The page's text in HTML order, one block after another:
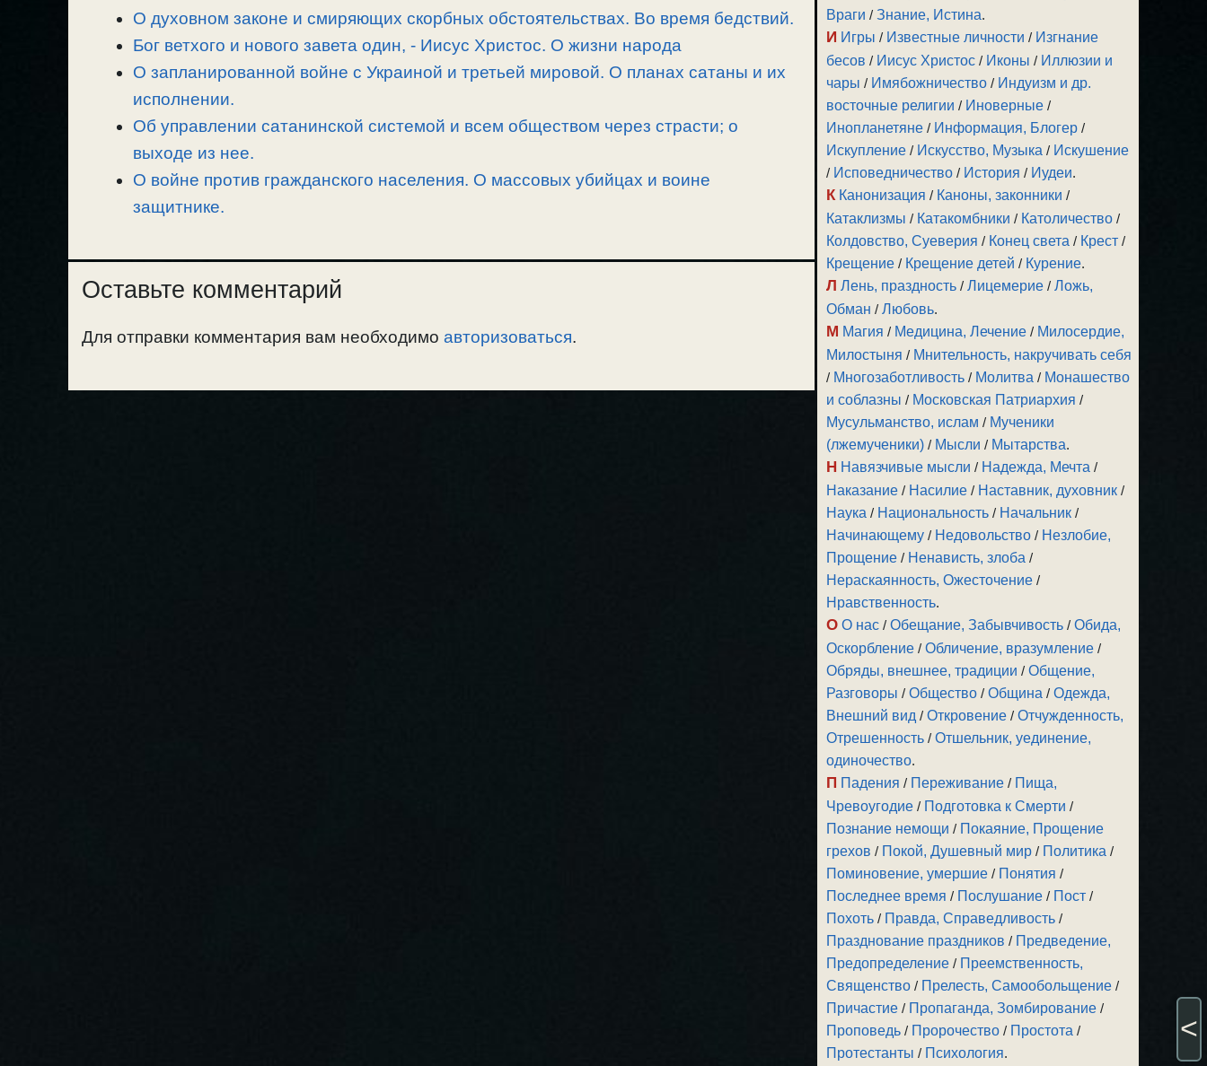
r
a
m
o
o
k
в
и
т
О духовном законе и смиряющих скорбных обстоятельствах. Во время бедствий.
Бог ветхого и нового завета один, -­ Иисус Христос. О жизни народа
О запланированной войне с Украиной и третьей мировой. О планах сатаны и их
исполнении.
Об управлении сатанинской системой и всем обществом через страсти; о
выходе из нее.
О войне против гражданского населения. О массовых убийцах и воине
защитнике.
Оставьте комментарий
Для отправки комментария вам необходимо авторизоваться.
Враги /Знание, Истина.
И Игры / Известные личности / Изгнание
бесов / Иисус Христос / Иконы / Иллюзии и
чары / Имябожничество / Индуизм и др.
восточные религии / Иноверные /
Инопланетяне / Информация, Блогер /
Искупление / Искусство, Музыка / Искушение
/ Исповедничество / История / Иудеи.
К Канонизация / Каноны, законники /
Катаклизмы / Катакомбники / Католичество /
Колдовство, Суеверия / Конец света / Крест /
Крещение / Крещение детей / Курение.
Л Лень, праздность /Лицемерие /Ложь,
Обман /Любовь.
М Магия / Медицина, Лечение / Милосердие,
Милостыня / Мнительность, накручивать себя
/ Многозаботливость / Молитва / Монашество
и соблазны / Московская Патриархия /
Мусульманство, ислам / Мученики
(лжемученики) / Мысли / Мытарства.
Н Навязчивые мысли / Надежда, Мечта /
Наказание / Насилие / Наставник, духовник /
Наука / Национальность / Начальник /
Начинающему / Недовольство / Незлобие,
Прощение / Ненависть, злоба /
Нераскаянность, Ожесточение /
Нравственность.
О О нас /Обещание, Забывчивость /Обида,
Оскорбление /Обличение, вразумление /
Обряды, внешнее, традиции /Общение,
Разговоры /Общество /Община /Одежда,
Внешний вид /Откровение /Отчужденность,
Отрешенность /Отшельник, уединение,
одиночество.
П Падения / Переживание / Пища,
Чревоугодие / Подготовка к Смерти /
Познание немощи / Покаяние, Прощение
грехов / Покой, Душевный мир / Политика /
Поминовение, умершие / Понятия /
Последнее время / Послушание / Пост /
Похоть / Правда, Справедливость /
Празднование праздников / Предведение,
Предопределение / Преемственность,
Священство / Прелесть, Самообольщение /
Причастие / Пропаганда, Зомбирование /
Проповедь / Пророчество / Простота /
Протестанты / Психология.
<